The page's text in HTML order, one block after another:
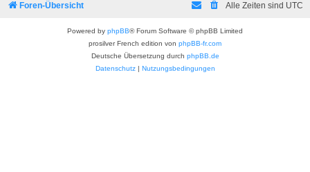
Foren-Übersicht Alle Zeiten sind UTC
Powered by phpBB® Forum Software © phpBB Limited
prosilver French edition von phpBB-fr.com
Deutsche Übersetzung durch phpBB.de
Datenschutz| Nutzungsbedingungen